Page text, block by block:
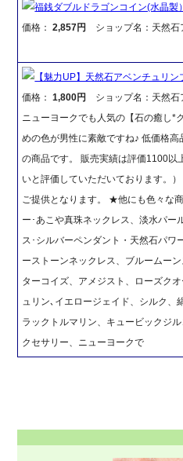
福銭ダブルドラゴンコイン(水晶製）
価格：2,857円 ショップ名：天然石
【魅力UP】天然石アベンチュリ
価格：1,800円
ショップ名：天然石
ニューヨークでも人気の【石の癒し*
めの色が男性に素敵ですね♪ 低価格
の商品です。 販売実績は評価1100以
いと評価していただいております。
ご提供となります。 ★他にも色々な
ー･あこや真珠ネックレス、淡水パー
ス･シルバーペンダント・天然石パワ
ーストーンネックレス、ブルームー
ターコイズ、アメジスト、ローズク
ュリン､イエロージェイド、シルク、
ラックトルマリン、キュービックジ
クセサリー、ニューヨークで